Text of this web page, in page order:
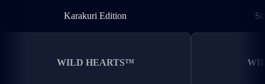
Karakuri Edition
WILD HEARTS™